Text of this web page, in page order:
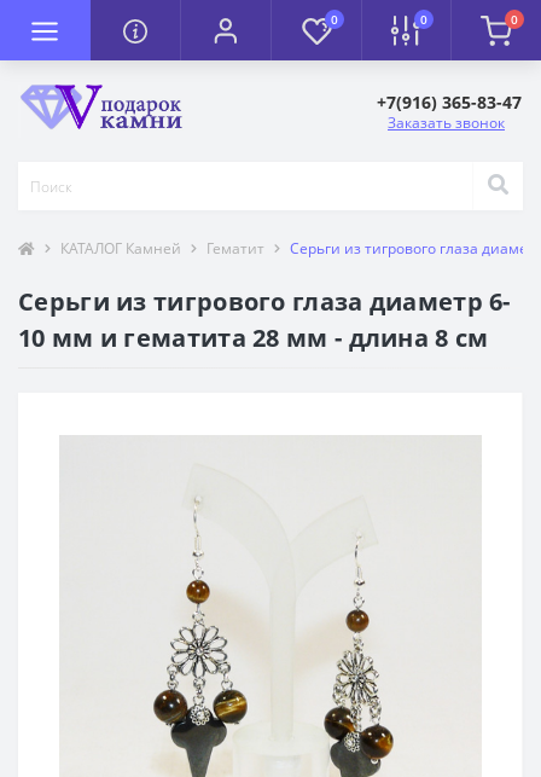
0 0 0
+7(916) 365-83-47
Заказать звонок
КАТАЛОГ Камней Гематит Серьги из тигрового глаза
Серьги из тигрового глаза диаметр 6-
10 мм и гематита 28 мм - длина 8 см